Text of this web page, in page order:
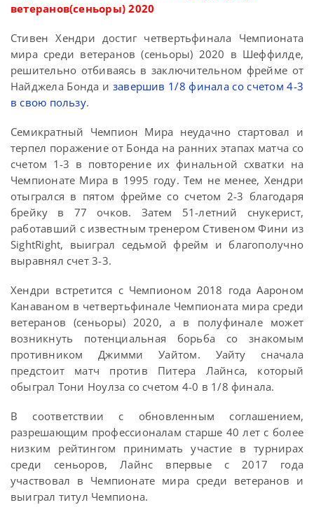
ветеранов(сеньоры) 2020
Стивен Хендри достиг четвертьфинала Чемпионата
мира среди ветеранов (сеньоры) 2020 в Шеффилде,
решительно отбиваясь в заключительном фрейме от
Найджела Бонда и завершив 1/8 финала со счетом 4-3
в свою пользу.
Семикратный Чемпион Мира неудачно стартовал и
терпел поражение от Бонда на ранних этапах матча со
счетом 1-3 в повторение их финальной схватки на
Чемпионате Мира в 1995 году. Тем не менее, Хендри
отыгрался в пятом фрейме со счетом 2-3 благодаря
брейку в 77 очков. Затем 51-летний снукерист,
работавший с известным тренером Стивеном Фини из
SightRight, выиграл седьмой фрейм и благополучно
выравнял счет 3-3.
Хендри встретится с Чемпионом 2018 года Аароном
Канаваном в четвертьфинале Чемпионата мира среди
ветеранов (сеньоры) 2020, а в полуфинале может
возникнуть потенциальная борьба со знакомым
противником Джимми Уайтом. Уайту сначала
предстоит матч против Питера Лайнса, который
обыграл Тони Ноулза со счетом 4-0 в 1/8 финала.
В соответствии с обновленным соглашением,
разрешающим профессионалам старше 40 лет с более
низким рейтингом принимать участие в турнирах
среди сеньоров, Лайнс впервые с 2017 года
участвовал в Чемпионате мира среди ветеранов и
выиграл титул Чемпиона.